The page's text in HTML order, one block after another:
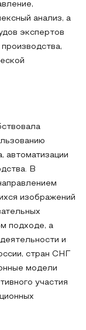
анализ, а
экспертов
автоматизации
В
изображений
подходе, а
и
стран СНГ
модели
участия